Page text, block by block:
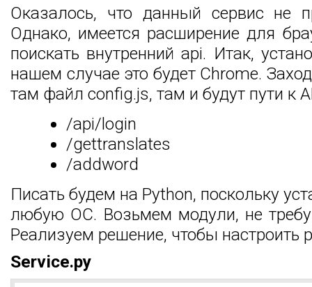
Оказалось, что данный сервис не
Однако, имеется расширение для
поискать внутренний api. Итак,
нашем случае это будет Chrome.
там файл config.js, там и будут пути к
/api/login
/gettranslates
/addword
Писать будем на Python, поскольку
любую ОС. Возьмем модули, не
Реализуем решение, чтобы настроить
Service.py